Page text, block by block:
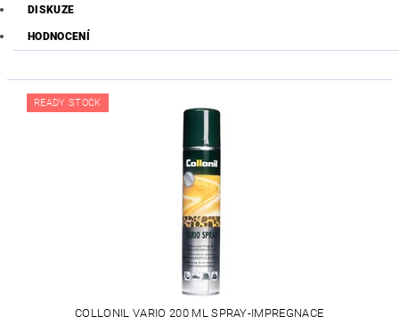
DISKUZE
HODNOCENÍ
READY STOCK
COLLONIL VARIO 200 ML SPRAY-IMPREGNACE